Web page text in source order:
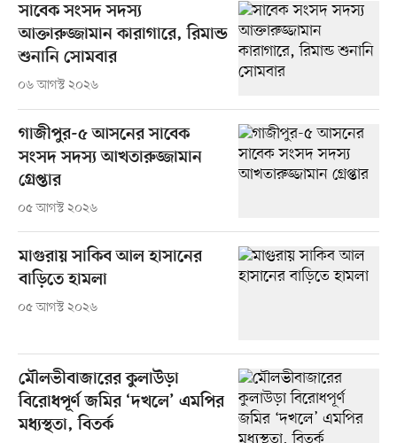
সাবেক সংসদ সদস্য
আক্তারুজ্জামান কারাগারে, রিমান্ড
শুনানি সোমবার
০৬ আগস্ট ২০২৬
গাজীপুর-৫ আসনের সাবেক
সংসদ সদস্য আখতারুজ্জামান
গ্রেপ্তার
০৫ আগস্ট ২০২৬
মাগুরায় সাকিব আল হাসানের
বাড়িতে হামলা
০৫ আগস্ট ২০২৬
মৌলভীবাজারের কুলাউড়া
বিরোধপূর্ণ জমির ‘দখলে’ এমপির
মধ্যস্থতা, বিতর্ক